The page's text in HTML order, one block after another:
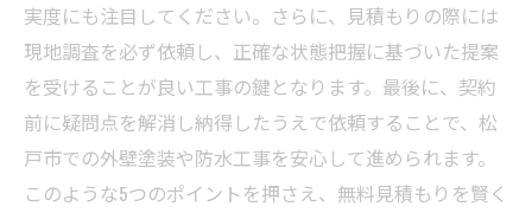
実度にも注目してください。さらに、見積もりの際には
現地調査を必ず依頼し、正確な状態把握に基づいた提案
を受けることが良い工事の鍵となります。最後に、契約
前に疑問点を解消し納得したうえで依頼することで、松
戸市での外壁塗装や防水工事を安心して進められます。
このような5つのポイントを押さえ、無料見積もりを賢く